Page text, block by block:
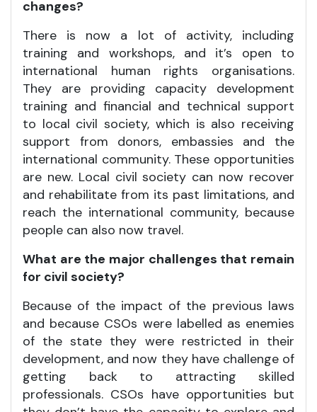
changes?
There is now a lot of activity, including
training and workshops, and it’s open to
international human rights organisations.
They are providing capacity development
training and financial and technical support
to local civil society, which is also receiving
support from donors, embassies and the
international community. These opportunities
are new. Local civil society can now recover
and rehabilitate from its past limitations, and
reach the international community, because
people can also now travel.
What are the major challenges that remain
for civil society?
Because of the impact of the previous laws
and because CSOs were labelled as enemies
of the state they were restricted in their
development, and now they have challenge of
getting back to attracting skilled
professionals. CSOs have opportunities but